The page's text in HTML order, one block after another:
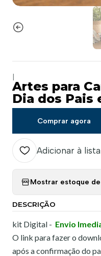
Artes para
Dia dos Pais
Comprar agora
Adicionar à
Mostrar estoque
DESCRIÇÃO
kit Digital - Envio
O link para fazer o
após a confirmação do